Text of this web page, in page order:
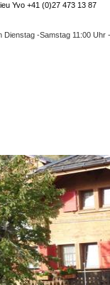
Yvo +41 (0)27 473 13 87
Dienstag -Samstag 11:00 Uhr